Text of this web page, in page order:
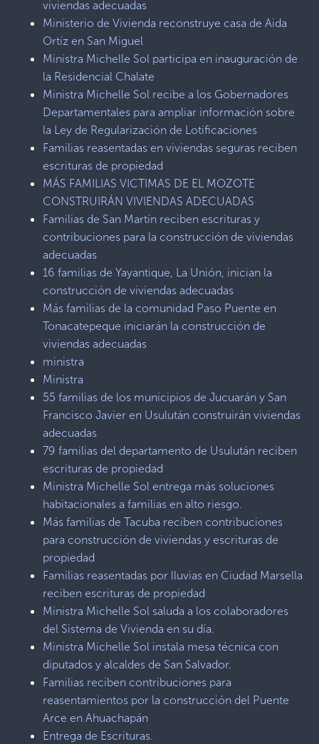
viviendas adecuadas
Ministerio de Vivienda reconstruye casa de Aida
Ortíz en San Miguel
Ministra Michelle Sol participa en inauguración de
la Residencial Chalate
Ministra Michelle Sol recibe a los Gobernadores
Departamentales para ampliar información sobre
la Ley de Regularización de Lotificaciones
Familias reasentadas en viviendas seguras reciben
escrituras de propiedad
MÁS FAMILIAS VICTIMAS DE EL MOZOTE
CONSTRUIRÁN VIVIENDAS ADECUADAS
Familias de San Martín reciben escrituras y
contribuciones para la construcción de viviendas
adecuadas
16 familias de Yayantique, La Unión, inician la
construcción de viviendas adecuadas
Más familias de la comunidad Paso Puente en
Tonacatepeque iniciarán la construcción de
viviendas adecuadas
ministra
Ministra
55 familias de los municipios de Jucuarán y San
Francisco Javier en Usulután construirán viviendas
adecuadas
79 familias del departamento de Usulután reciben
escrituras de propiedad
Ministra Michelle Sol entrega más soluciones
habitacionales a familias en alto riesgo.
Más familias de Tacuba reciben contribuciones
para construcción de viviendas y escrituras de
propiedad
Familias reasentadas por lluvias en Ciudad Marsella
reciben escrituras de propiedad
Ministra Michelle Sol saluda a los colaboradores
del Sistema de Vivienda en su día.
Ministra Michelle Sol instala mesa técnica con
diputados y alcaldes de San Salvador.
Familias reciben contribuciones para
reasentamientos por la construcción del Puente
Arce en Ahuachapán
Entrega de Escrituras.